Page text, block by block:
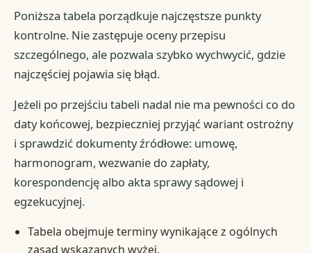
Poniższa tabela porządkuje najczęstsze punkty
kontrolne. Nie zastępuje oceny przepisu
szczególnego, ale pozwala szybko wychwycić, gdzie
najczęściej pojawia się błąd.
Jeżeli po przejściu tabeli nadal nie ma pewności co do
daty końcowej, bezpieczniej przyjąć wariant ostrożny
i sprawdzić dokumenty źródłowe: umowę,
harmonogram, wezwanie do zapłaty,
korespondencję albo akta sprawy sądowej i
egzekucyjnej.
Tabela obejmuje terminy wynikające z ogólnych
zasad wskazanych wyżej.